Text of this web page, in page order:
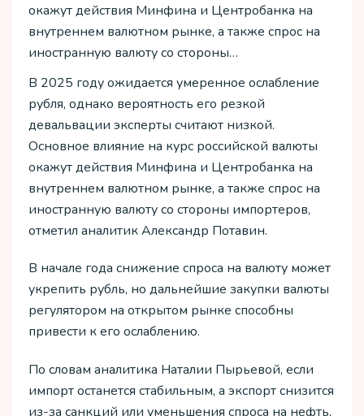
окажут действия Минфина и Центробанка на
внутреннем валютном рынке, а также спрос на
иностранную валюту со стороны…
В 2025 году ожидается умеренное ослабление
рубля, однако вероятность его резкой
девальвации эксперты считают низкой.
Основное влияние на курс российской валюты
окажут действия Минфина и Центробанка на
внутреннем валютном рынке, а также спрос на
иностранную валюту со стороны импортеров,
отметил аналитик Александр Потавин.
В начале года снижение спроса на валюту может
укрепить рубль, но дальнейшие закупки валюты
регулятором на открытом рынке способны
привести к его ослаблению.
По словам аналитика Наталии Пырьевой, если
импорт останется стабильным, а экспорт снизится
из-за санкций или уменьшения спроса на нефть,